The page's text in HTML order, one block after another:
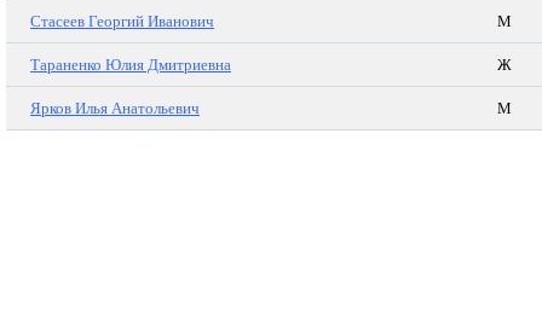
Стасеев Георгий Иванович М
Тараненко Юлия Дмитриевна Ж
Ярков Илья Анатольевич М